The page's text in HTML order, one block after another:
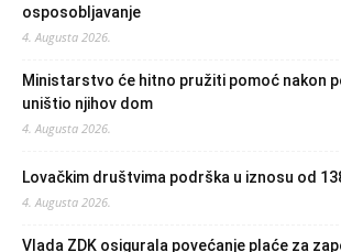
osposobljavanje
4. Augusta 2026.
Ministarstvo će hitno pružiti pomoć nakon
uništio njihov dom
4. Augusta 2026.
Lovačkim društvima podrška u iznosu od
4. Augusta 2026.
Vlada ZDK osigurala povećanje plaće za